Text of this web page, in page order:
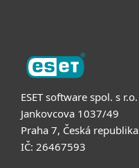
ESET software spol. s r.o.
Jankovcova 1037/49
Praha 7, Česká republika
IČ: 26467593